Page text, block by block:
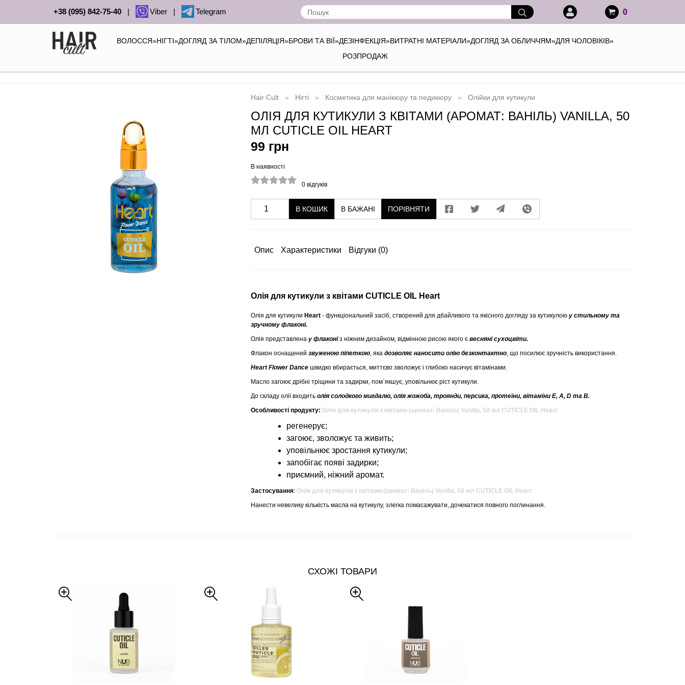
+38 (095) 842-75-40 | Viber | Telegram 0
ВОЛОССЯ»НІГТІ»ДОГЛЯД ЗА ТІЛОМ»ДЕПІЛЯЦІЯ»БРОВИ ТА ВІЇ»ДЕЗІНФЕКЦІЯ»ВИТРАТНІ МАТЕРІАЛИ»ДОГЛЯД ЗА ОБЛИЧЧЯМ»ДЛЯ ЧОЛОВІКІВ»
РОЗПРОДАЖ
Hair Cult Нігті Косметика для манікюру та педикюру Олійки для кутикули
ОЛІЯ ДЛЯ КУТИКУЛИ З КВІТАМИ (АРОМАТ: ВАНІЛЬ) VANILLA, 50
МЛ CUTICLE OIL HEART
99 грн
В наявності
0 відгуків
В КОШИК В БАЖАНІ ПОРІВНЯТИ
Опис Характеристики Відгуки (0)
Олія для кутикули з квітами CUTICLE OIL Heart
Олія для кутикули Heart - функціональний засіб, створений для дбайливого та якісного догляду за кутикулою у стильному та
зручному флаконі.
Олія представлена у флаконіз ніжним дизайном, відмінною рисою якого є весняні сухоцвіти.
Флакон оснащений звуженою піпеткою, яка дозволяє наносити олію безконтактно, що посилює зручність використання.
Heart Flower Dance швидко вбирається, миттєво зволожує і глибоко насичує вітамінами.
Масло загоює дрібні тріщини та задирки, пом`якшує, уповільнює ріст кутикули.
До складу олії входить олія солодкого мигдалю, олія жожоба, троянди, персика, протеїни, вітаміни E, A, D та B.
Особливості продукту: Олія для кутикули з квітами (аромат: Ваніль) Vanilla, 50 мл CUTICLE OIL Heart
регенерує;
загоює, зволожує та живить;
уповільнює зростання кутикули;
запобігає появі задирки;
приємний, ніжний аромат.
Застосування: Олія для кутикули з квітами (аромат: Ваніль) Vanilla, 50 мл CUTICLE OIL Heart
Нанести невелику кількість масла на кутикулу, злегка помасажувати, дочекатися повного поглинання.
СХОЖІ ТОВАРИ